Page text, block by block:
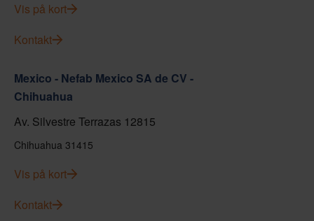
Vis på kort
Kontakt
Mexico - Nefab Mexico SA de CV -
Chihuahua
Av. Silvestre Terrazas 12815
Chihuahua 31415
Vis på kort
Kontakt